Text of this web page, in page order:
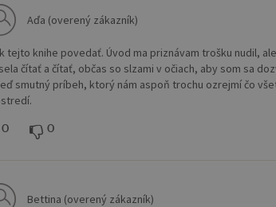
Aďa (overený zákazník)
tejto knihe povedať. Úvod ma priznávam trošku nudil,
čítať a čítať, občas so slzami v očiach, aby som sa
smutný príbeh, ktorý nám aspoň trochu ozrejmí čo
0 0
Bettina (overený zákazník)